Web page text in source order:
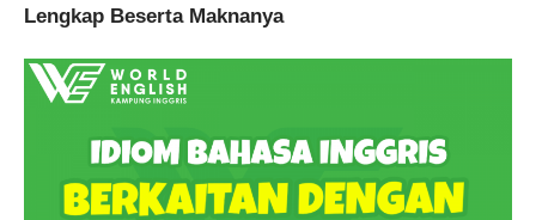
Lengkap Beserta Maknanya